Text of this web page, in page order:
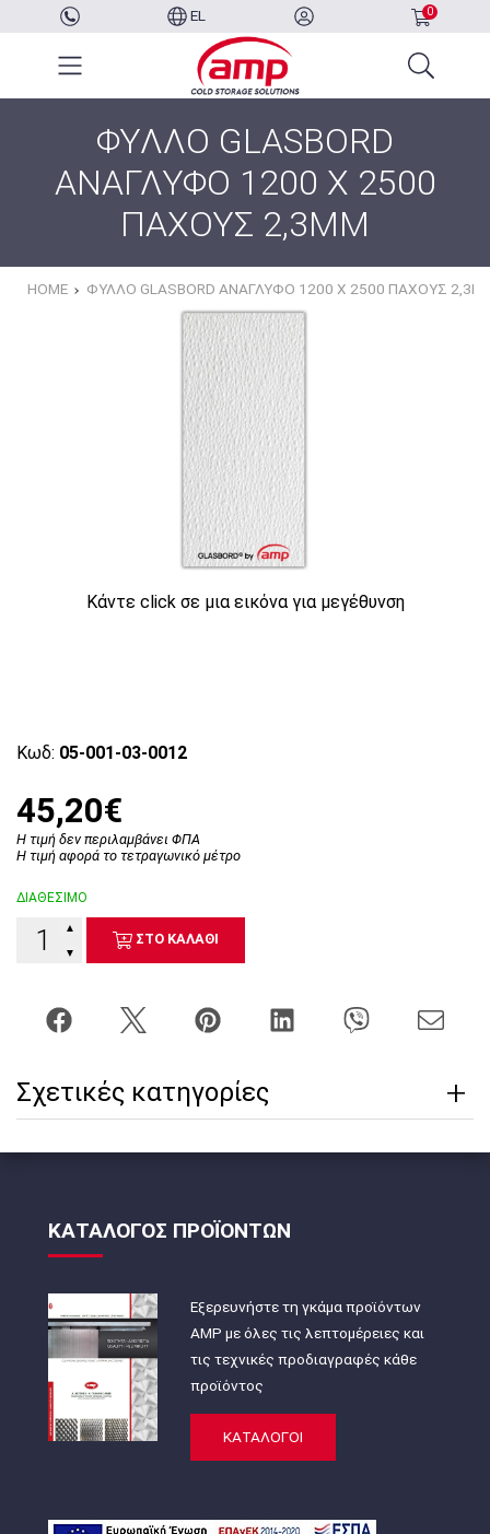
EL 0
ΦΥΛΛΟ GLASBORD
ΑΝΑΓΛΥΦΟ 1200 X 2500
ΠΑΧΟΥΣ 2,3MM
HOME ΦΥΛΛΟ GLASBORD ΑΝΑΓΛΥΦΟ 1200 X 2500 ΠΑΧΟΥΣ
Κάντε click σε μια εικόνα για μεγέθυνση
Κωδ: 05-001-03-0012
45,20€
Η τιμή δεν περιλαμβάνει ΦΠΑ
Η τιμή αφορά το τετραγωνικό μέτρο
ΔΙΑΘΕΣΙΜΟ
▼
▲
ΣΤΟ ΚΑΛΑΘΙ
Σχετικές κατηγορίες
ΚΑΤΑΛΟΓΟΣ ΠΡΟΪΟΝΤΩΝ
Εξερευνήστε τη γκάμα προϊόντων
AMP με όλες τις λεπτομέρειες και
τις τεχνικές προδιαγραφές κάθε
προϊόντος
ΚΑΤΑΛΟΓΟΙ